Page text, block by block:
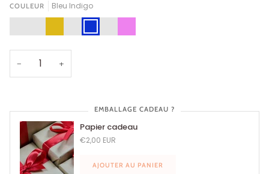
COULEUR Bleu Indigo
RoseRougeJauneBleuBleuVertViolet
− +
EMBALLAGE CADEAU ?
Papier cadeau
€2,00 EUR
AJOUTER AU PANIER